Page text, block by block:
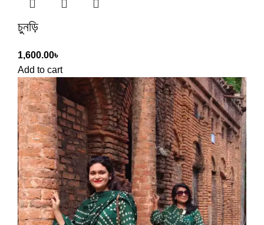
চুনড়ি
1,600.00৳
Add to cart